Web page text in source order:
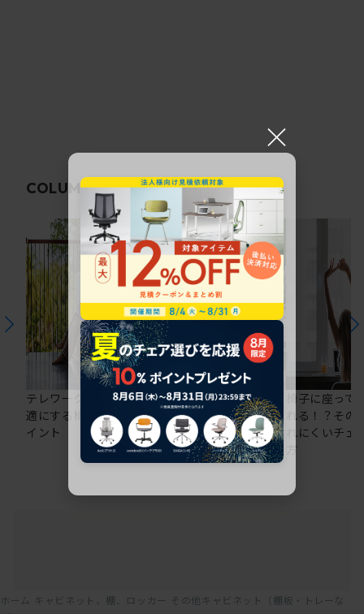
COLUMN関連コラム
テレワークの仕事を快
適にする椅子選びのポ
イント
在宅ワークにおすすめ
のオフィスチェア5選
椅子に座っ
れる！？その
れにくいチェ
方
ホーム キャビネット、棚、ロッカー その他キャビネット（棚板・トレーな
×